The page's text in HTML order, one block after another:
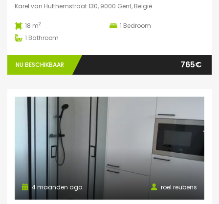
Karel van Hulthemstraat 130, 9000 Gent, België
18 m2 1 Bedroom
1 Bathroom
NU BESCHIKBAAR 765€
roel reubens
4 maanden ago